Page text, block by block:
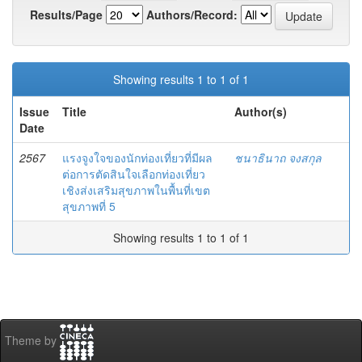
Results/Page
Authors/Record:
Showing results 1 to 1 of 1
Issue
Date
Title Author(s)
2567
แรงจูงใจของนักท่องเที่ยวที่มีผล
ต่อการตัดสินใจเลือกท่องเที่ยว
เชิงส่งเสริมสุขภาพในพื้นที่เขต
สุขภาพที่ 5
ชนาธินาถ จงสกุล
Showing results 1 to 1 of 1
Theme by